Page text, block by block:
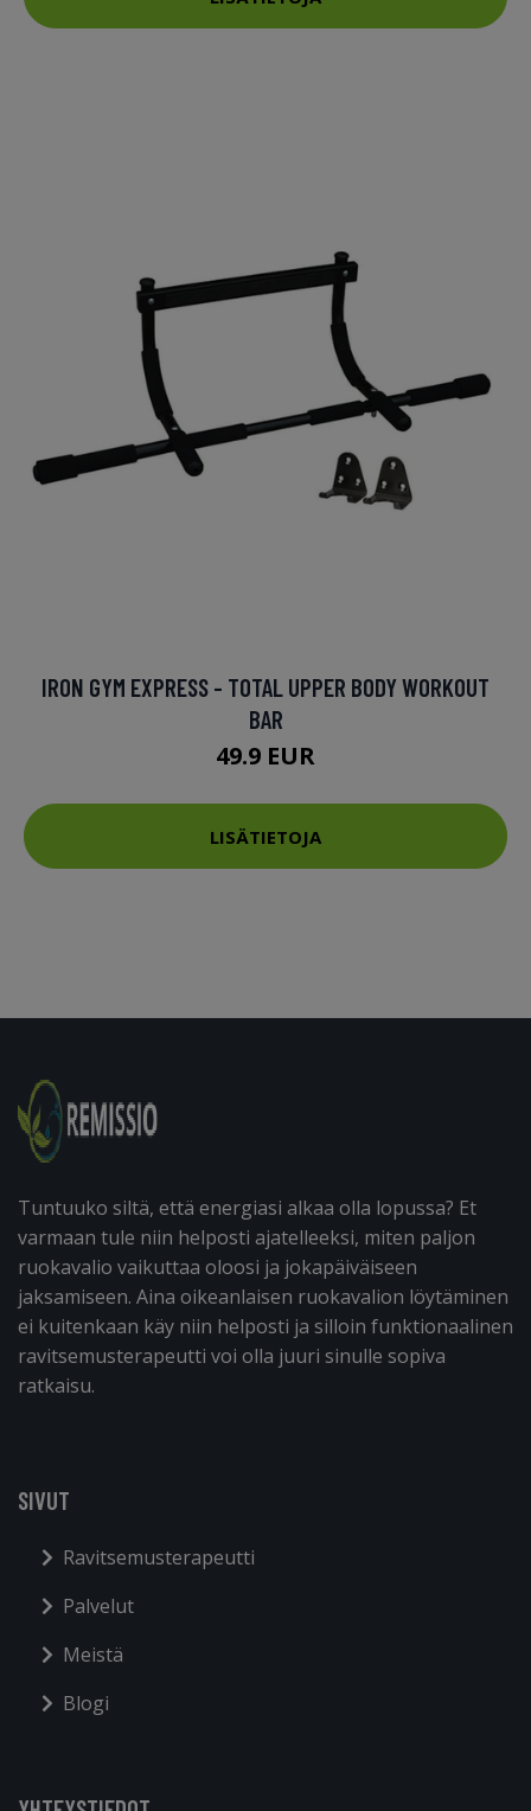
IRON GYM EXPRESS - TOTAL UPPER BODY WORKOUT
BAR
49.9 EUR
LISÄTIETOJA
Tuntuuko siltä, että energiasi alkaa olla lopussa? Et
varmaan tule niin helposti ajatelleeksi, miten paljon
ruokavalio vaikuttaa oloosi ja jokapäiväiseen
jaksamiseen. Aina oikeanlaisen ruokavalion löytäminen
ei kuitenkaan käy niin helposti ja silloin funktionaalinen
ravitsemusterapeutti voi olla juuri sinulle sopiva
ratkaisu.
SIVUT
Ravitsemusterapeutti
Palvelut
Meistä
Blogi